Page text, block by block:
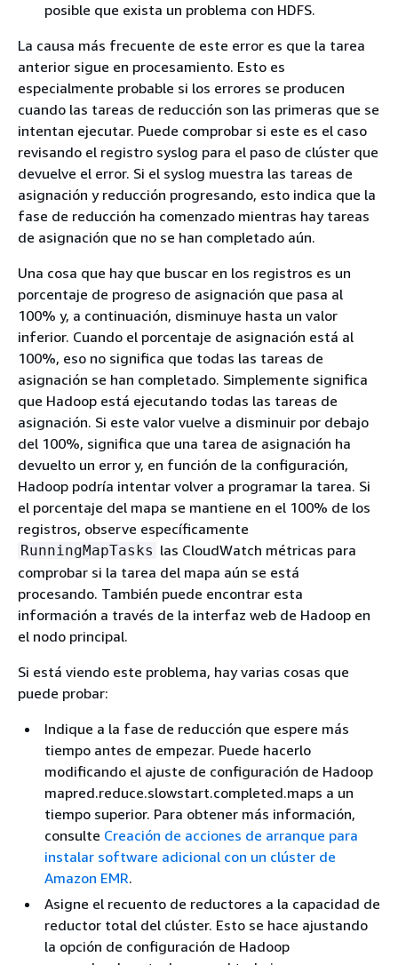
posible que exista un problema con HDFS.
La causa más frecuente de este error es que la tarea
anterior sigue en procesamiento. Esto es
especialmente probable si los errores se producen
cuando las tareas de reducción son las primeras que se
intentan ejecutar. Puede comprobar si este es el caso
revisando el registro syslog para el paso de clúster que
devuelve el error. Si el syslog muestra las tareas de
asignación y reducción progresando, esto indica que la
fase de reducción ha comenzado mientras hay tareas
de asignación que no se han completado aún.
Una cosa que hay que buscar en los registros es un
porcentaje de progreso de asignación que pasa al
100% y, a continuación, disminuye hasta un valor
inferior. Cuando el porcentaje de asignación está al
100%, eso no significa que todas las tareas de
asignación se han completado. Simplemente significa
que Hadoop está ejecutando todas las tareas de
asignación. Si este valor vuelve a disminuir por debajo
del 100%, significa que una tarea de asignación ha
devuelto un error y, en función de la configuración,
Hadoop podría intentar volver a programar la tarea. Si
el porcentaje del mapa se mantiene en el 100% de los
registros, observe específicamente
RunningMapTasks las CloudWatch métricas para
comprobar si la tarea del mapa aún se está
procesando. También puede encontrar esta
información a través de la interfaz web de Hadoop en
el nodo principal.
Si está viendo este problema, hay varias cosas que
puede probar:
Indique a la fase de reducción que espere más
tiempo antes de empezar. Puede hacerlo
modificando el ajuste de configuración de Hadoop
mapred.reduce.slowstart.completed.maps a un
tiempo superior. Para obtener más información,
consulte Creación de acciones de arranque para
instalar software adicional con un clúster de
Amazon EMR.
Asigne el recuento de reductores a la capacidad de
reductor total del clúster. Esto se hace ajustando
la opción de configuración de Hadoop